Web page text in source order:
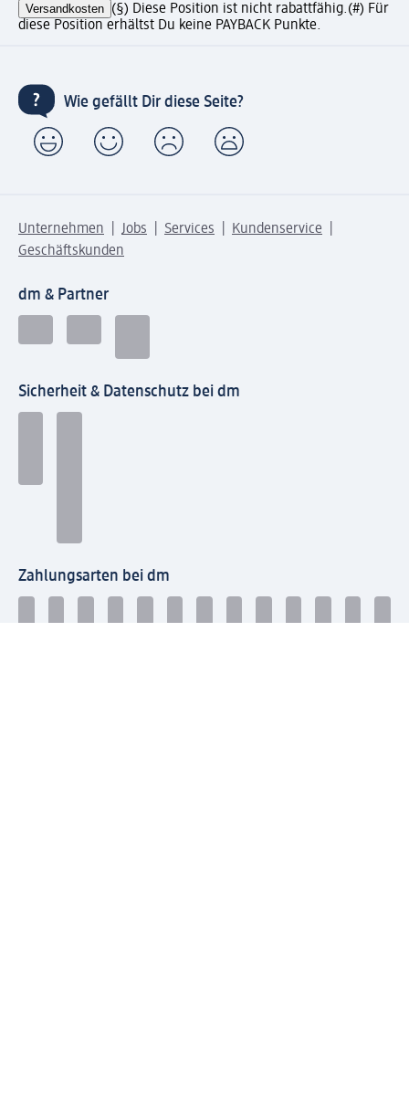
Versandkosten (§) Diese Position ist nicht rabattfähig.(#) Für
diese Position erhältst Du keine PAYBACK Punkte.
Wie gefällt Dir diese Seite?
Unternehmen Jobs Services
Kundenservice
Geschäftskunden
dm & Partner
Sicherheit & Datenschutz bei dm
Zahlungsarten bei dm